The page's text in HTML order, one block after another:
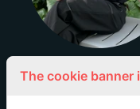
❤️ 411 likes
The cookie banner